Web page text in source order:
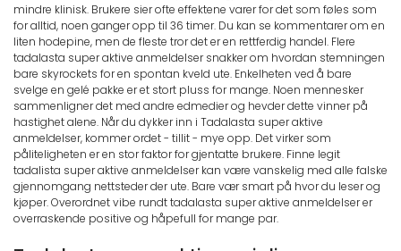
mindre klinisk. Brukere sier ofte effektene varer for det som føles som
for alltid, noen ganger opp til 36 timer. Du kan se kommentarer om en
liten hodepine, men de fleste tror det er en rettferdig handel. Flere
tadalasta super aktive anmeldelser snakker om hvordan stemningen
bare skyrockets for en spontan kveld ute. Enkelheten ved å bare
svelge en gelé pakke er et stort pluss for mange. Noen mennesker
sammenligner det med andre edmedier og hevder dette vinner på
hastighet alene. Når du dykker inn i Tadalasta super aktive
anmeldelser, kommer ordet - tillit - mye opp. Det virker som
påliteligheten er en stor faktor for gjentatte brukere. Finne legit
tadalista super aktive anmeldelser kan være vanskelig med alle falske
gjennomgang nettsteder der ute. Bare vær smart på hvor du leser og
kjøper. Overordnet vibe rundt tadalasta super aktive anmeldelser er
overraskende positive og håpefull for mange par.